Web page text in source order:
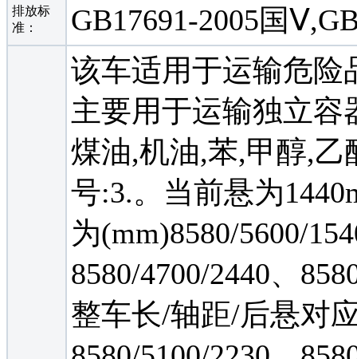
排放标
准：
GB17691-2005国
该车适用于运输危险
主要用于运输独立容
煤油,机油,苯,甲醇,
号:3.。当前悬为
为(mm)8580/5600/
8580/4700/2440、
整车长/轴距/后悬对